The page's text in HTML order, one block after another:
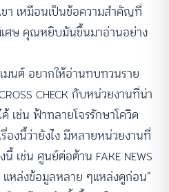
า เหมือนเป็นข้อความสำคัญที่
ศษ คุณหยิบมันขึ้นมาอ่านอย่าง
มนต์ อยากให้อ่านทบทวนราย
CHECK กับหน่วยงานที่น่า
เช่น ฟ้าทลายโจรรักษาโควิด
องนี้ว่ายังไง มีหลายหน่วยงานที่
เช่น ศูนย์ต่อต้าน FAKE NEWS
แหล่งข้อมูลหลาย ๆแหล่งดูก่อน”